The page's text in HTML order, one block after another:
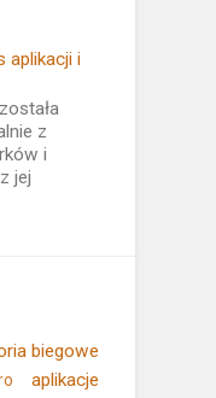
aplikacji i
z
i
jej
biegowe
aplikacje